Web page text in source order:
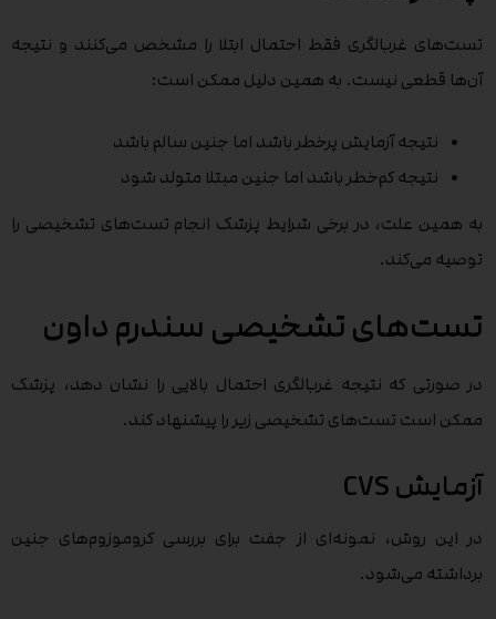
تست‌های غربالگری فقط احتمال ابتلا را مشخص می‌کنند و نتیجه
آن‌ها قطعی نیست. به همین دلیل ممکن است:
نتیجه آزمایش پرخطر باشد اما جنین سالم باشد
نتیجه کم‌خطر باشد اما جنین مبتلا متولد شود
به همین علت، در برخی شرایط پزشک انجام تست‌های تشخیصی را
توصیه می‌کند.
تست‌های تشخیصی سندرم داون
در صورتی که نتیجه غربالگری احتمال بالایی را نشان دهد، پزشک
ممکن است تست‌های تشخیصی زیر را پیشنهاد کند.
آزمایش CVS
در این روش، نمونه‌ای از جفت برای بررسی کروموزوم‌های جنین
برداشته می‌شود.